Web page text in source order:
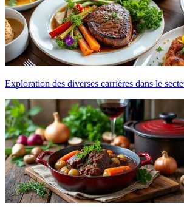
Exploration des diverses carrières dans le